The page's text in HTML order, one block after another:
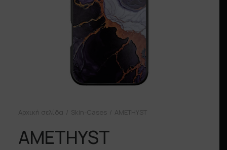
Αρχική σελίδα Skin-Cases AMETHYST
AMETHYST